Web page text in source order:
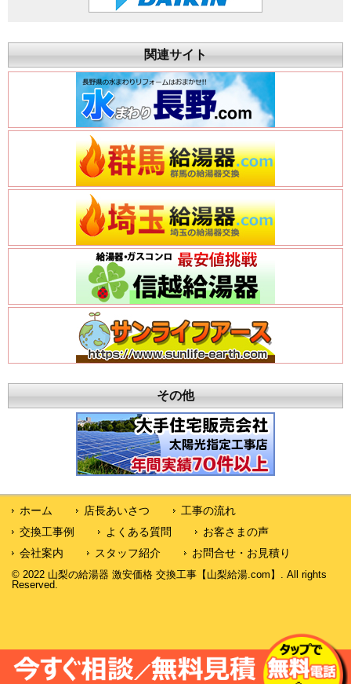
関連サイト
その他
ホーム 店長あいさつ
工事の流れ
交換工事例
よくある質問
お客さまの声
会社案内
スタッフ紹介 お問合せ・お見積り
© 2022 山梨の給湯器 激安価格 交換工事【山梨給湯.com】. All rights
Reserved.